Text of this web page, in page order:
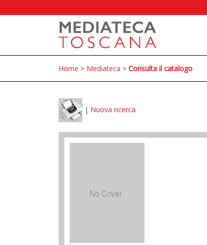
Home > Mediateca > Consulta il catalogo
| Nuova ricerca